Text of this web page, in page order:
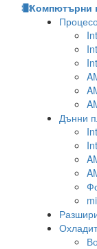
Компютърни
Дънни